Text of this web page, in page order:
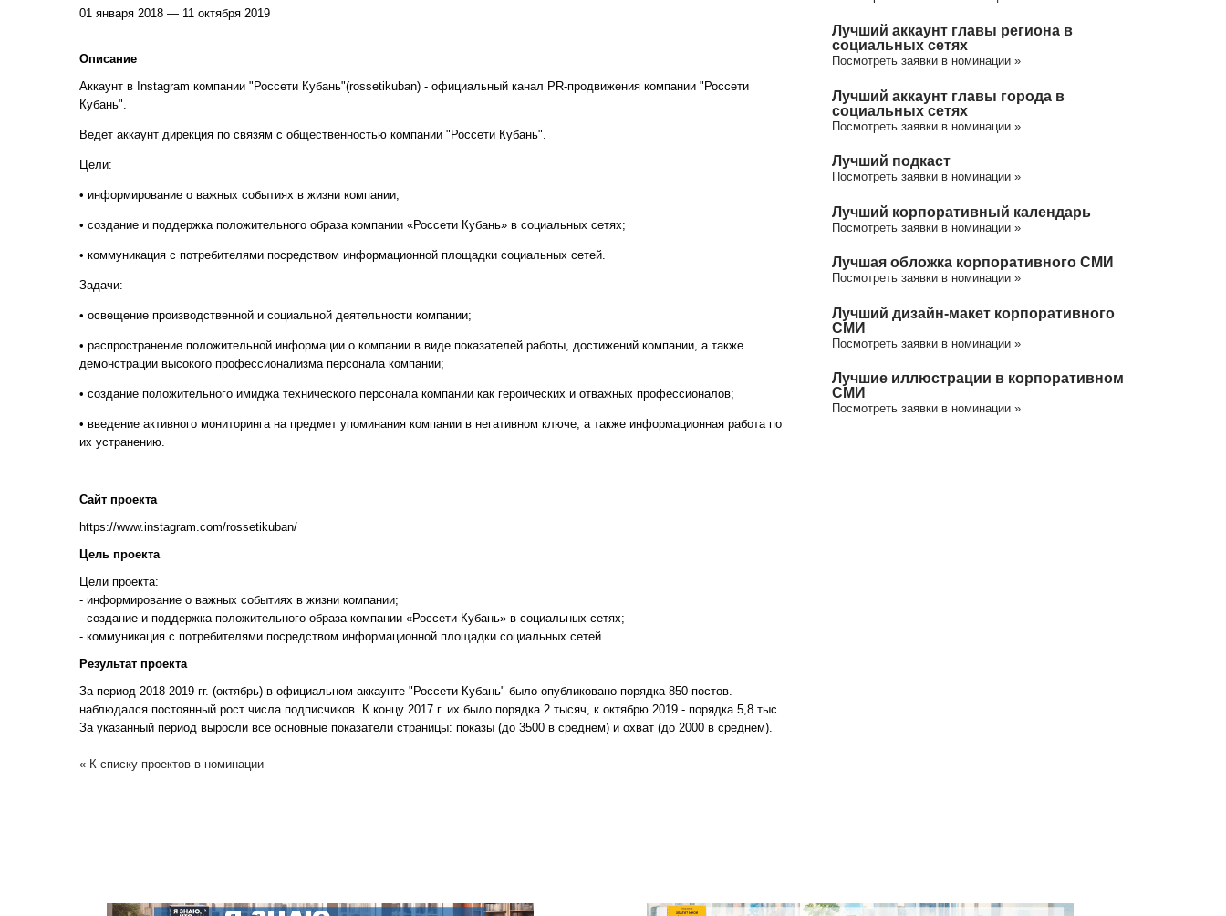
01 января 2018 — 11 октября 2019
Описание
Аккаунт в Instagram компании "Россети Кубань"(rossetikuban) - официальный канал PR-продвижения компании "Россети
Кубань".
Ведет аккаунт дирекция по связям с общественностью компании "Россети Кубань".
Цели:
• информирование о важных событиях в жизни компании;
• создание и поддержка положительного образа компании «Россети Кубань» в социальных сетях;
• коммуникация с потребителями посредством информационной площадки социальных сетей.
Задачи:
• освещение производственной и социальной деятельности компании;
• распространение положительной информации о компании в виде показателей работы, достижений компании, а также
демонстрации высокого профессионализма персонала компании;
• создание положительного имиджа технического персонала компании как героических и отважных профессионалов;
• введение активного мониторинга на предмет упоминания компании в негативном ключе, а также информационная работа по
их устранению.
Сайт проекта
https://www.instagram.com/rossetikuban/
Цель проекта
Цели проекта:
- информирование о важных событиях в жизни компании;
- создание и поддержка положительного образа компании «Россети Кубань» в социальных сетях;
- коммуникация с потребителями посредством информационной площадки социальных сетей.
Результат проекта
За период 2018-2019 гг. (октябрь) в официальном аккаунте "Россети Кубань" было опубликовано порядка 850 постов.
наблюдался постоянный рост числа подписчиков. К концу 2017 г. их было порядка 2 тысяч, к октябрю 2019 - порядка 5,8 тыс.
За указанный период выросли все основные показатели страницы: показы (до 3500 в среднем) и охват (до 2000 в среднем).
« К списку проектов в номинации
Лучший аккаунт главы региона в
социальных сетях
Посмотреть заявки в номинации »
Лучший аккаунт главы города в
социальных сетях
Посмотреть заявки в номинации »
Лучший подкаст
Посмотреть заявки в номинации »
Лучший корпоративный календарь
Посмотреть заявки в номинации »
Лучшая обложка корпоративного СМИ
Посмотреть заявки в номинации »
Лучший дизайн-макет корпоративного
СМИ
Посмотреть заявки в номинации »
Лучшие иллюстрации в корпоративном
СМИ
Посмотреть заявки в номинации »